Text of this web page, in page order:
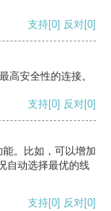
支持[0] 反对[0]
高安全性的连接。
支持[0] 反对[0]
。比如，可以增加
自动选择最优的线
支持[0] 反对[0]